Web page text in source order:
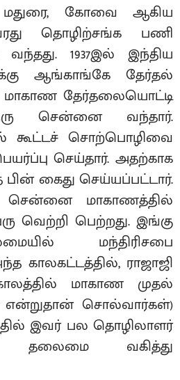
கோவை ஆகிய
தொழிற்சங்க பணி
வந்தது. 1937இல் இந்திய
ஆங்காங்கே தேர்தல்
தேர்தலையொட்டி
சென்னை வந்தார்.
கூட்டச் சொற்பொழிவை
செய்தார். அதற்காக
பின் கைது செய்யப்பட்டார்.
சென்னை மாகாணத்தில்
வெற்றி பெற்றது. இங்கு
மந்திரிசபை
காலகட்டத்தில், ராஜாஜி
மாகாண முதல்
என்றுதான் சொல்வார்கள்)
இவர் பல தொழிலாளர்
தலைமை வகித்து